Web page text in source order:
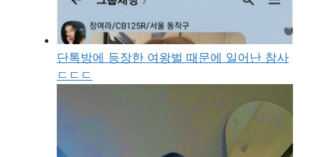
단톡방에 등장한 여왕벌 때문에 일어난 참사
ㄷㄷㄷ